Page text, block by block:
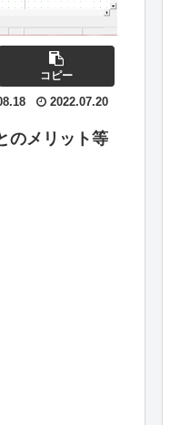
コピー
2022.07.20
のメリット等